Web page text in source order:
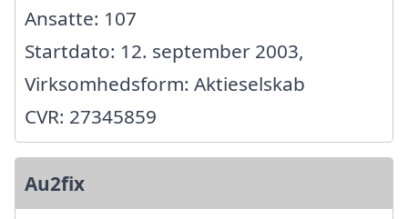
Ansatte: 107
Startdato: 12. september 2003,
Virksomhedsform: Aktieselskab
CVR: 27345859
Au2fix